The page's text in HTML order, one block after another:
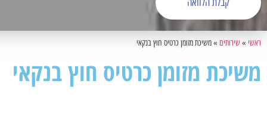
ראשי »שירותים »משיכת מזומן כרטיס חוץ בנקאי
משיכת מזומן כרטיס חוץ בנקאי